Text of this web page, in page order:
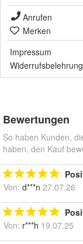
Anrufen
Merken
Impressum
Widerrufsbelehrung
Bewertungen
So haben Kunden,
haben, den Kauf
Von: d***n 27.07.26
Von: r***h 19.07.25